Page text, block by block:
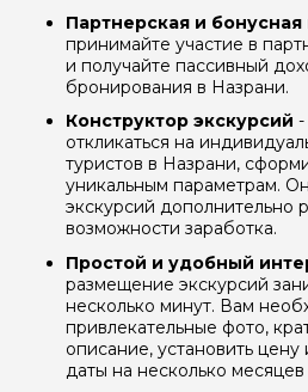
Партнерская и
принимайте участие в
и получайте пассивный
бронирования в Назрани.
Конструктор экскурсий
откликаться на
туристов в Назрани,
уникальным параметрам.
экскурсий дополнительно
возможности заработка.
Простой и удобный
размещение экскурсий
несколько минут. Вам
привлекательные фото,
описание, установить цену
даты на несколько